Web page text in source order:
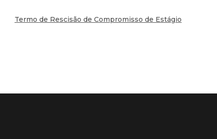
Termo de Rescisão de Compromisso de Estágio